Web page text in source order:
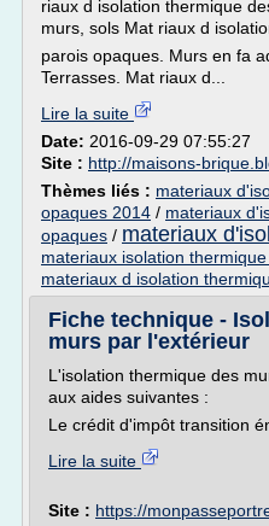
riaux d isolation thermique
murs, sols Mat riaux d
parois opaques. Murs en fa
Terrasses. Mat riaux d...
Lire la suite
Date: 2016-09-29 07:55:27
Site : http://maisons-
Thèmes liés : materiaux
opaques 2014 / materiaux
opaques / materiaux
materiaux isolation
materiaux d isolation
Fiche technique -
murs par l'extérieur
L'isolation thermique des
aux aides suivantes :
Le crédit d'impôt transition
Lire la suite
Site : https://